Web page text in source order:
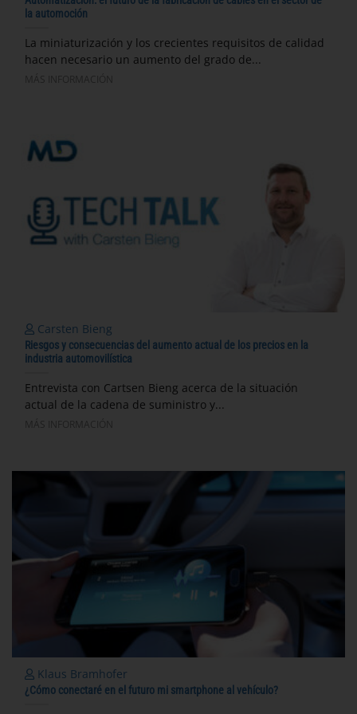
la automoción
La miniaturización y los crecientes requisitos de calidad
hacen necesario un aumento del grado de...
Carsten Bieng
Riesgos y consecuencias del aumento actual de los precios en la
industria automovilística
Entrevista con Cartsen Bieng acerca de la situación
actual de la cadena de suministro y...
Klaus Bramhofer
¿Cómo conectaré en el futuro mi smartphone al vehículo?